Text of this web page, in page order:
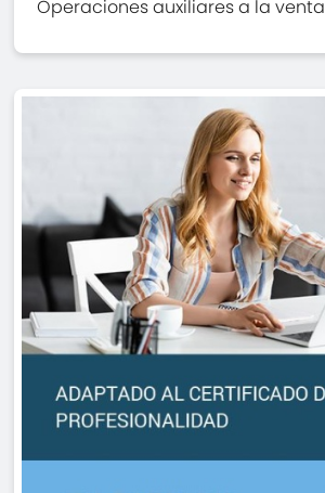
Operaciones auxiliares a la venta